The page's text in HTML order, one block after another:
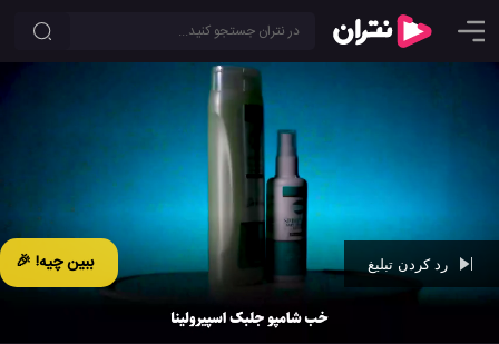
ببین چیه! 🎉